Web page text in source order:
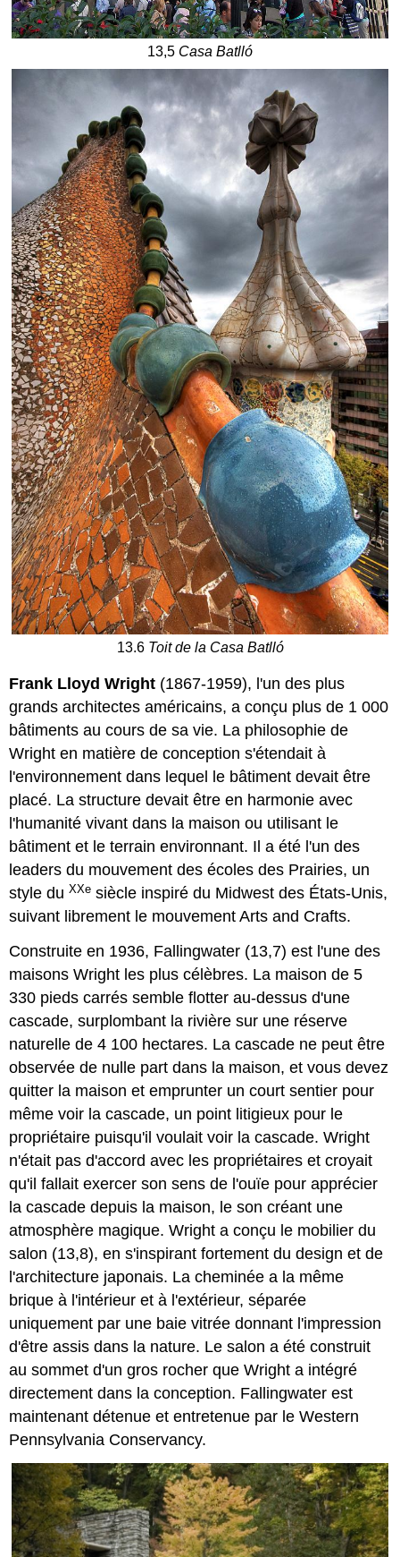
13,5 Casa Batlló
13.6 Toit de la Casa Batlló
Frank Lloyd Wright (1867-1959), l'un des plus
grands architectes américains, a conçu plus de 1 000
bâtiments au cours de sa vie. La philosophie de
Wright en matière de conception s'étendait à
l'environnement dans lequel le bâtiment devait être
placé. La structure devait être en harmonie avec
l'humanité vivant dans la maison ou utilisant le
bâtiment et le terrain environnant. Il a été l'un des
leaders du mouvement des écoles des Prairies, un
style duXXe siècle inspiré du Midwest des États-Unis,
suivant librement le mouvement Arts and Crafts.
Construite en 1936, Fallingwater (13,7) est l'une des
maisons Wright les plus célèbres. La maison de 5
330 pieds carrés semble flotter au-dessus d'une
cascade, surplombant la rivière sur une réserve
naturelle de 4 100 hectares. La cascade ne peut être
observée de nulle part dans la maison, et vous devez
quitter la maison et emprunter un court sentier pour
même voir la cascade, un point litigieux pour le
propriétaire puisqu'il voulait voir la cascade. Wright
n'était pas d'accord avec les propriétaires et croyait
qu'il fallait exercer son sens de l'ouïe pour apprécier
la cascade depuis la maison, le son créant une
atmosphère magique. Wright a conçu le mobilier du
salon (13,8), en s'inspirant fortement du design et de
l'architecture japonais. La cheminée a la même
brique à l'intérieur et à l'extérieur, séparée
uniquement par une baie vitrée donnant l'impression
d'être assis dans la nature. Le salon a été construit
au sommet d'un gros rocher que Wright a intégré
directement dans la conception. Fallingwater est
maintenant détenue et entretenue par le Western
Pennsylvania Conservancy.